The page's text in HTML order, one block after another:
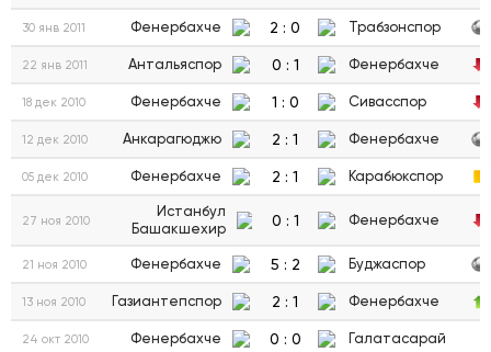
30 янв 2011 Фенербахче 2 : 0 Трабзонспор
22 янв 2011 Антальяспор 0 : 1 Фенербахче
18 дек 2010 Фенербахче 1 : 0 Сивасспор
12 дек 2010 Анкарагюджю 2 : 1 Фенербахче
05 дек 2010 Фенербахче 2 : 1 Карабюкспор
27 ноя 2010
Истанбул
Башакшехир
0 : 1 Фенербахче
21 ноя 2010 Фенербахче 5 : 2 Буджаспор
13 ноя 2010 Газиантепспор 2 : 1 Фенербахче
24 окт 2010 Фенербахче 0 : 0 Галатасарай